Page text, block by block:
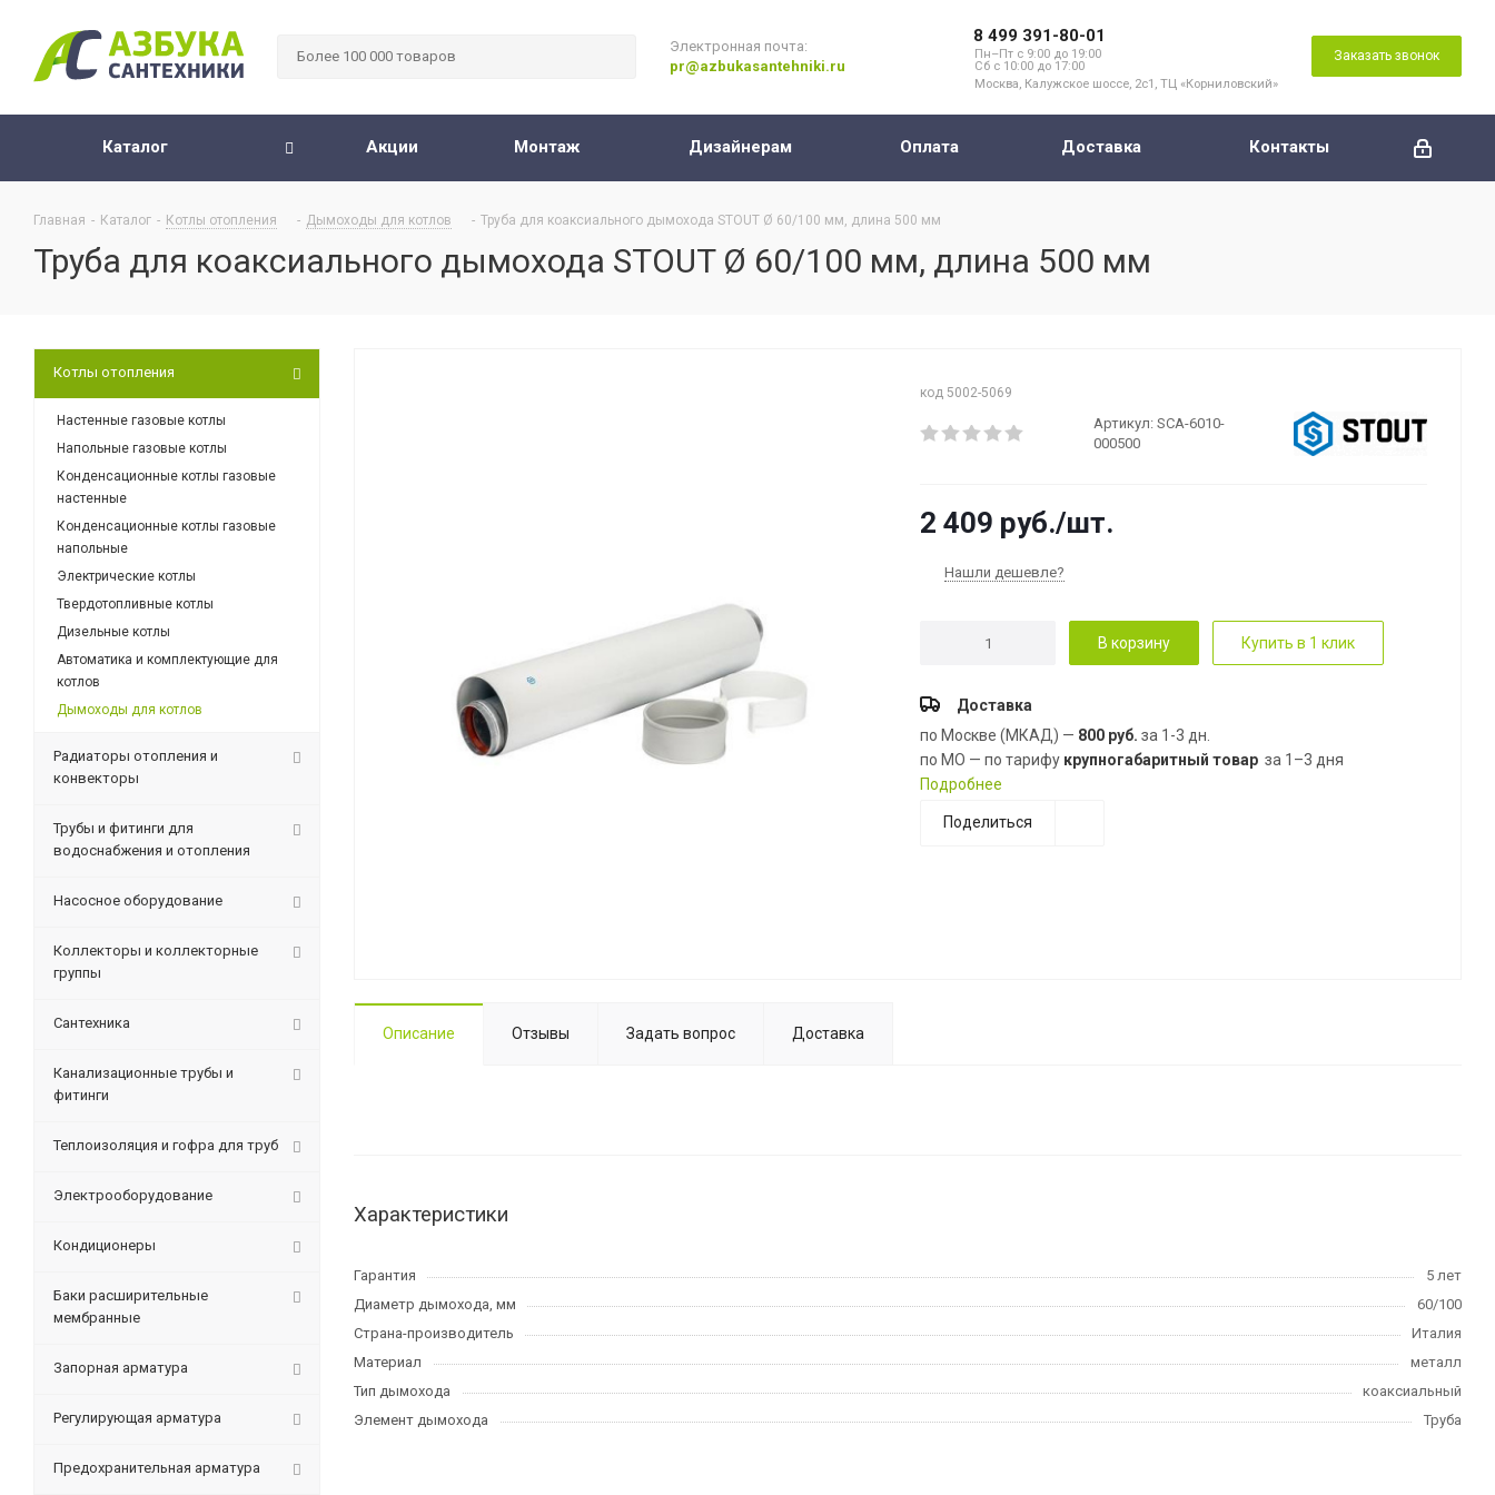
Электронная почта:
pr@azbukasantehniki.ru
8 499 391-80-01
Пн–Пт с 9:00 до 19:00
Сб с 10:00 до 17:00
Москва, Калужское шоссе, 2с1, ТЦ «Корниловский»
Заказать звонок
Каталог Акции Монтаж Дизайнерам Оплата Доставка Контакты
Главная - Каталог - Котлы отопления - Дымоходы для котлов - Труба для коаксиального дымохода STOUT Ø 60/100 мм, длина 500 мм
Труба для коаксиального дымохода STOUT Ø 60/100 мм, длина 500 мм
код 5002-5069
Артикул: SCA-6010-
000500
2 409 руб./шт.
Нашли дешевле?
В корзину Купить в 1 клик
Доставка
по Москве (МКАД) — 800 руб. за 1-3 дн.
по МО — по тарифу крупногабаритный товар за 1–3 дня
Подробнее
Поделиться
Описание Отзывы Задать вопрос Доставка
Характеристики
Гарантия
5 лет
Диаметр дымохода, мм
60/100
Страна-производитель
Италия
Материал
металл
Тип дымохода
коаксиальный
Элемент дымохода
Труба
Котлы отопления
Настенные газовые котлы
Напольные газовые котлы
Конденсационные котлы газовые
настенные
Конденсационные котлы газовые
напольные
Электрические котлы
Твердотопливные котлы
Дизельные котлы
Автоматика и комплектующие для
котлов
Дымоходы для котлов
Радиаторы отопления и
конвекторы
Трубы и фитинги для
водоснабжения и отопления
Насосное оборудование
Коллекторы и коллекторные
группы
Сантехника
Канализационные трубы и
фитинги
Теплоизоляция и гофра для труб
Электрооборудование
Кондиционеры
Баки расширительные
мембранные
Запорная арматура
Регулирующая арматура
Предохранительная арматура